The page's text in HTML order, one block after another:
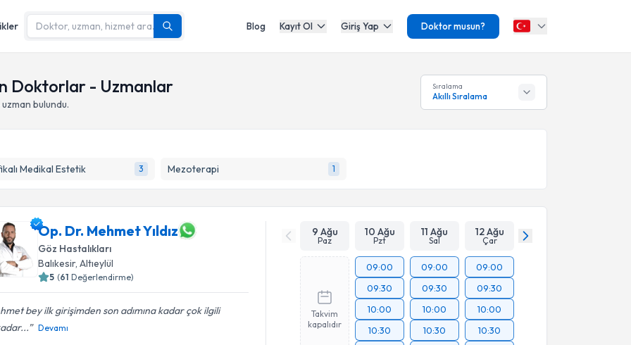
Blog Kayıt Ol Giriş Yap Doktor musun?
Doktorlar - Uzmanlar
bulundu.
Sıralama
Akıllı Sıralama
Medikal Estetik 3 Mezoterapi 1
Op. Dr. Mehmet Yıldız
Göz Hastalıkları
Balıkesir,Altıeylül
5 (61 Değerlendirme)
bey ilk girişimden son adımına kadar çok ilgili
Devamı
9 Ağu
Paz
10 Ağu
Pzt
11 Ağu
Sal
12 Ağu
Çar
Takvim
kapalıdır
09:00
09:30
10:00
10:30
09:00
09:30
10:00
10:30
09:00
09:30
10:00
10:30